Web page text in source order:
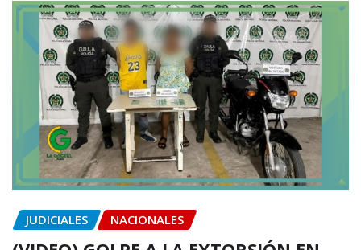
JUDICIALES NACIONALES